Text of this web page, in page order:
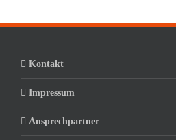
Kontakt
Impressum
Ansprechpartner